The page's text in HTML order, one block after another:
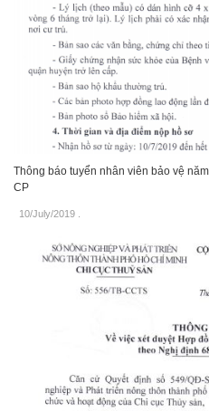
Thông báo tuyển nhân viên bảo vệ
CP
10/July/2019